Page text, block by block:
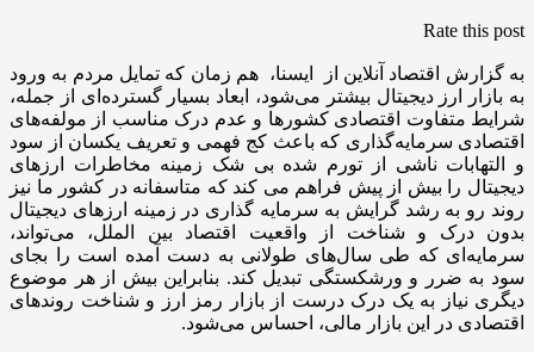
Rate this post
به گزارش اقتصاد آنلاین از ایسنا، هم زمان که تمایل مردم به ورود
به بازار ارز دیجیتال بیشتر می‌شود، ابعاد بسیار گسترده‌ای از جمله،
شرایط متفاوت اقتصادی کشورها و عدم درک مناسب از مولفه‌های
اقتصادی سرمایه‌گذاری که باعث کج فهمی و تعریف یکسان از سود
و التهابات ناشی از تورم شده بی شک زمینه مخاطرات ارزهای
دیجیتال را بیش از پیش فراهم می کند که متاسفانه در کشور ما نیز
روند رو به رشد گرایش به سرمایه گذاری در زمینه ارزهای دیجیتال
بدون درک و شناخت از واقعیت اقتصاد بین الملل، می‌تواند،
سرمایه‌ای که طی سال‌های طولانی به دست آمده است را بجای
سود به ضرر و ورشکستگی تبدیل کند. بنابراین بیش از هر موضوع
دیگری نیاز به یک درک درست از بازار رمز ارز و شناخت روندهای
اقتصادی در این بازار مالی، احساس می‌شود.